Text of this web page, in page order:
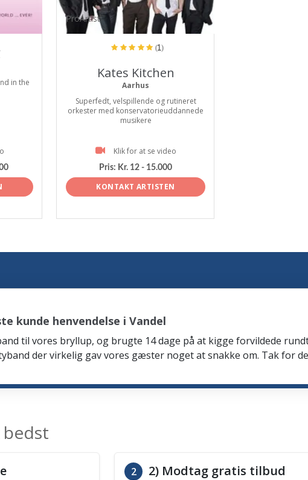
in the
ProArtist
(1)
Kates Kitchen
Aarhus
Superfedt, velspillende og rutineret
orkester med konservatorieuddannede
musikere
Klik for at se video
Pris: Kr. 12 - 15.000
KONTAKT ARTISTEN
kunde henvendelse i Vandel
til vores bryllup, og brugte 14 dage på at kigge forvildede
der virkelig gav vores gæster noget at snakke om. Tak for
2 2) Modtag gratis tilbud